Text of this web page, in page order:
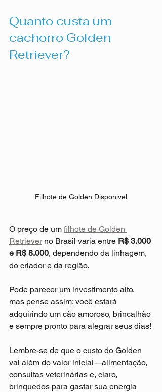
Quanto custa um
cachorro Golden
Retriever?
Filhote de Golden Disponivel
O preço de um filhote de Golden
Retriever no Brasil varia entre R$ 3.000
e R$ 8.000, dependendo da linhagem,
do criador e da região.
Pode parecer um investimento alto,
mas pense assim: você estará
adquirindo um cão amoroso, brincalhão
e sempre pronto para alegrar seus dias!
Lembre-se de que o custo do Golden
vai além do valor inicial—alimentação,
consultas veterinárias e, claro,
brinquedos para gastar sua energia